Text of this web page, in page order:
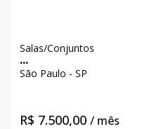
Salas/Conjuntos
...
São Paulo - SP
R$ 7.500,00 / mês